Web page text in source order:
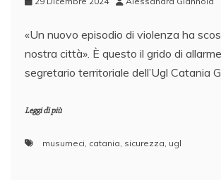
«Un nuovo episodio di violenza ha
nostra città». È questo il grido di
segretario territoriale dell’Ugl Catania
Leggi di più
musumeci, catania, sicurezza, ugl